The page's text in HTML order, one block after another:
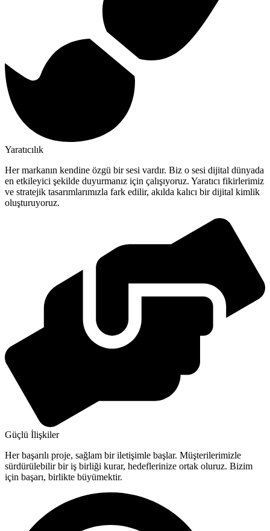
Yaratıcılık
Her markanın kendine özgü bir sesi vardır. Biz o sesi dijital dünyada
en etkileyici şekilde duyurmanız için çalışıyoruz. Yaratıcı fikirlerimiz
ve stratejik tasarımlarımızla fark edilir, akılda kalıcı bir dijital kimlik
oluşturuyoruz.
Güçlü İlişkiler
Her başarılı proje, sağlam bir iletişimle başlar. Müşterilerimizle
sürdürülebilir bir iş birliği kurar, hedeflerinize ortak oluruz. Bizim
için başarı, birlikte büyümektir.